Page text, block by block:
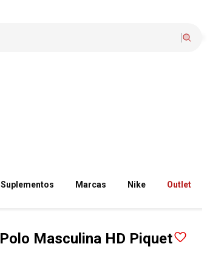
Suplementos Marcas Nike Outlet
Masculina HD Piquet